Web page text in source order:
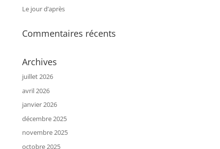
Le jour d’après
Commentaires récents
Archives
juillet 2026
avril 2026
janvier 2026
décembre 2025
novembre 2025
octobre 2025